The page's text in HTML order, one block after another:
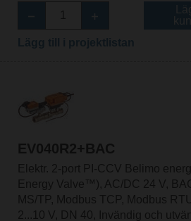
EV040R2+BAC
Elektr. 2-port PI-CCV Belimo
Energy Valve™), AC/DC 24 V,
MS/TP, Modbus TCP, Modbus
2...10 V, DN 40, Invändig och